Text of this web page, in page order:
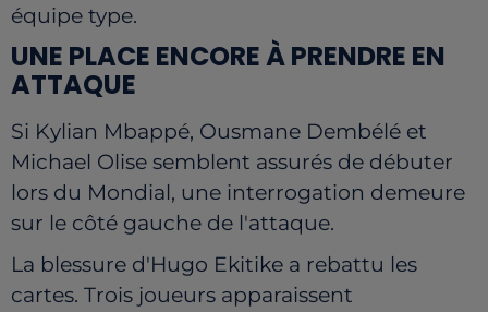
équipe type.
UNE PLACE ENCORE À PRENDRE EN
ATTAQUE
Si Kylian Mbappé, Ousmane Dembélé et
Michael Olise semblent assurés de débuter
lors du Mondial, une interrogation demeure
sur le côté gauche de l'attaque.
La blessure d'Hugo Ekitike a rebattu les
cartes. Trois joueurs apparaissent